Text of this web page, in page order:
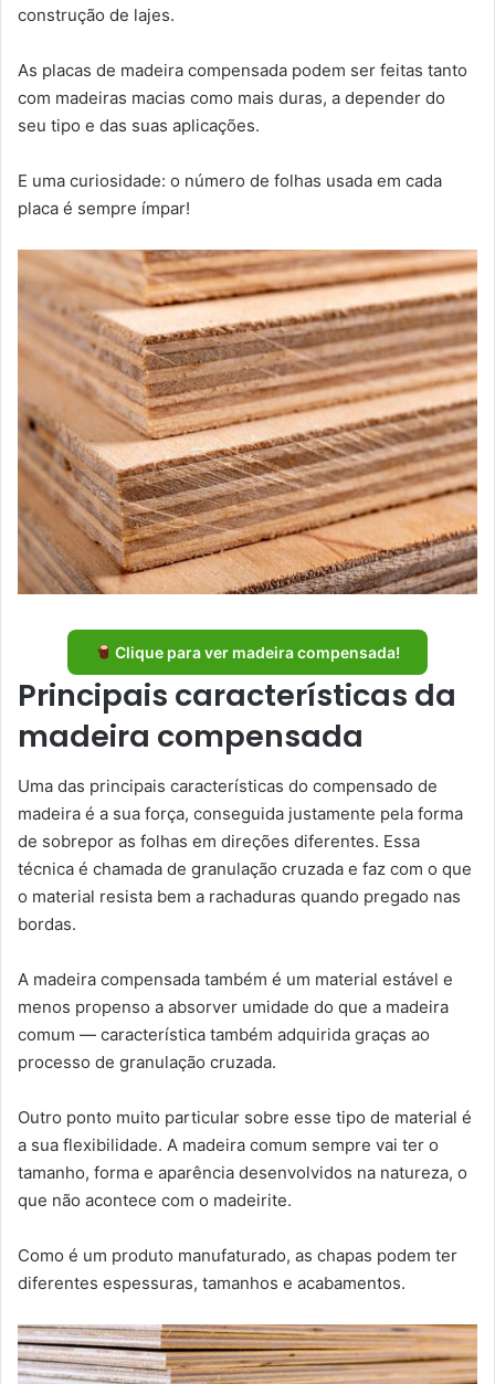
construção de lajes.
As placas de madeira compensada podem ser feitas tanto
com madeiras macias como mais duras, a depender do
seu tipo e das suas aplicações.
E uma curiosidade: o número de folhas usada em cada
placa é sempre ímpar!
Clique para ver madeira compensada!
Principais características da
madeira compensada
Uma das principais características do compensado de
madeira é a sua força, conseguida justamente pela forma
de sobrepor as folhas em direções diferentes. Essa
técnica é chamada de granulação cruzada e faz com o que
o material resista bem a rachaduras quando pregado nas
bordas.
A madeira compensada também é um material estável e
menos propenso a absorver umidade do que a madeira
comum — característica também adquirida graças ao
processo de granulação cruzada.
Outro ponto muito particular sobre esse tipo de material é
a sua flexibilidade. A madeira comum sempre vai ter o
tamanho, forma e aparência desenvolvidos na natureza, o
que não acontece com o madeirite.
Como é um produto manufaturado, as chapas podem ter
diferentes espessuras, tamanhos e acabamentos.